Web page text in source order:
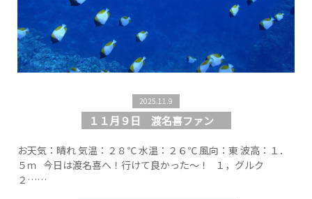
2025.11.9
１１月９日 渡名喜ファン
お天気：晴れ 気温：２８℃ 水温：２６℃ 風向：東 波高：１．
５ｍ 今日は渡名喜へ！行けて良かった～！ １，グルク
２……